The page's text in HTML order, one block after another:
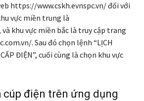
https://www.cskh.evnspc.vn/ đối với
vực miền trung là
khu vực miền bắc là truy cập trang
. Sau đó chọn lệnh “LỊCH
ĐIỆN”, cuối cùng là chọn khu vực
cúp điện trên ứng dụng